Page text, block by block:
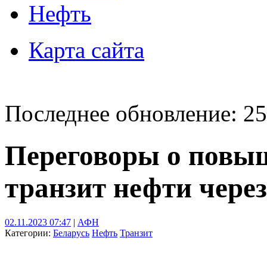
Нефть
Карта сайта
Последнее обновление:
Переговоры о
транзит нефти
02.11.2023 07:47 | АФН
Категории: Беларусь Нефть Транзит